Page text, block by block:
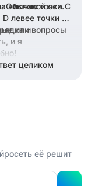
числовой оси.
Обычно точка C
левее точки E,
и
или вопросы
и я
целиком
её решит